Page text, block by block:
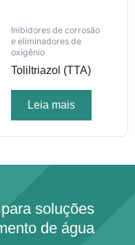
Inibidores de corrosão
e eliminadores de
oxigênio
Toliltriazol (TTA)
Leia mais
soluções
de água